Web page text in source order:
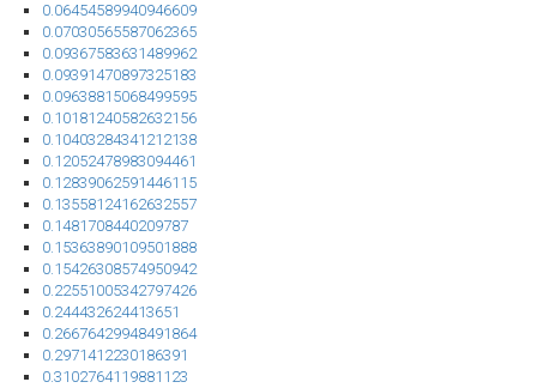
0.06454589940946609
0.07030565587062365
0.09367583631489962
0.09391470897325183
0.09638815068499595
0.10181240582632156
0.10403284341212138
0.12052478983094461
0.12839062591446115
0.13558124162632557
0.1481708440209787
0.15363890109501888
0.15426308574950942
0.22551005342797426
0.244432624413651
0.26676429948491864
0.2971412230186391
0.3102764119881123